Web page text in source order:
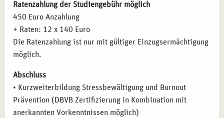
Kollegen*innen fördern möchten.
Ehrenamtliche und Personen, die in der
Gemeindearbeit oder in sozialen Einrichtungen tätig
sind und nach Möglichkeiten suchen, Stress und Burnout
zu begegnen.
BERUFLICHE PERSPEKTIVEN NACH DER
WEITERBILDUNG IN STRESSBEWÄLTIGUNG
UND BURNOUT PRÄVENTION IN MÜNCHEN
Ratenzahlung der Studiengebühr möglich
450 Euro Anzahlung
+ Raten: 12 x 140 Euro
Die Ratenzahlung ist nur mit gültiger Einzugsermächtigung
möglich.
Abschluss
• Kurzweiterbildung Stressbewältigung und Burnout
Prävention (DBVB Zertifizierung in Kombination mit
anerkannten Vorkenntnissen möglich)